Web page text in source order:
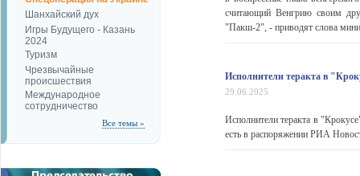
Шанхайский дух
Игры Будущего - Казань
2024
Туризм
Чрезвычайные
происшествия
Международное
сотрудничество
Все темы »
считающий Венгрию своим
"Пакш-2", - приводят слова
Исполнители теракта в
29.06.2025
Исполнители теракта в
есть в распоряжении РИА